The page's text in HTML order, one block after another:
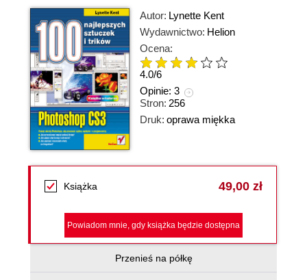
Autor: Lynette Kent
Wydawnictwo: Helion
Ocena:
4.0/6
Opinie: 3
Stron: 256
Druk: oprawa miękka
Książka 49,00 zł
Powiadom mnie, gdy książka będzie dostępna
Przenieś na półkę